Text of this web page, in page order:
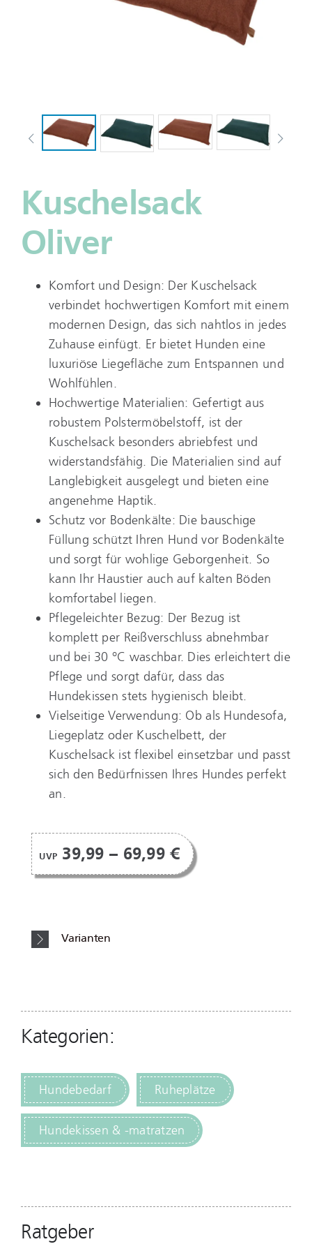
Kuschelsack
Oliver
Komfort und Design: Der Kuschelsack
verbindet hochwertigen Komfort mit einem
modernen Design, das sich nahtlos in jedes
Zuhause einfügt. Er bietet Hunden eine
luxuriöse Liegefläche zum Entspannen und
Wohlfühlen.
Hochwertige Materialien: Gefertigt aus
robustem Polstermöbelstoff, ist der
Kuschelsack besonders abriebfest und
widerstandsfähig. Die Materialien sind auf
Langlebigkeit ausgelegt und bieten eine
angenehme Haptik.
Schutz vor Bodenkälte: Die bauschige
Füllung schützt Ihren Hund vor Bodenkälte
und sorgt für wohlige Geborgenheit. So
kann Ihr Haustier auch auf kalten Böden
komfortabel liegen.
Pflegeleichter Bezug: Der Bezug ist
komplett per Reißverschluss abnehmbar
und bei 30 °C waschbar. Dies erleichtert die
Pflege und sorgt dafür, dass das
Hundekissen stets hygienisch bleibt.
Vielseitige Verwendung: Ob als Hundesofa,
Liegeplatz oder Kuschelbett, der
Kuschelsack ist flexibel einsetzbar und passt
sich den Bedürfnissen Ihres Hundes perfekt
an.
UVP 39,99 – 69,99 €
Varianten
Kategorien:
Hundebedarf Ruheplätze
Hundekissen & -matratzen
Ratgeber